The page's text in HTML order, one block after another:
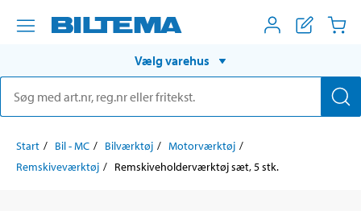
Vælg varehus
Start Bil - MC Bilværktøj
Motorværktøj
Remskiveværktøj
Remskiveholderværktøj sæt, 5 stk.